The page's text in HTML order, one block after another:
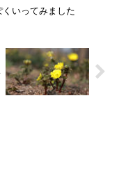
いってみました